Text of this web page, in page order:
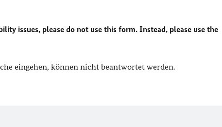
issues, please do not use this form. Instead, please use the
eingehen, können nicht beantwortet werden.